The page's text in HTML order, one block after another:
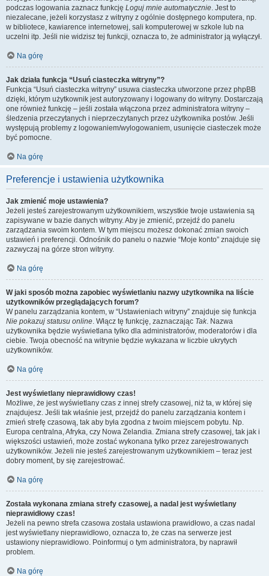
podczas logowania zaznacz funkcję Loguj mnie automatycznie. Jest to
niezalecane, jeżeli korzystasz z witryny z ogólnie dostępnego komputera, np.
w bibliotece, kawiarence internetowej, sali komputerowej w szkole lub na
uczelni itp. Jeśli nie widzisz tej funkcji, oznacza to, że administrator ją wyłączył.
Na górę
Jak działa funkcja “Usuń ciasteczka witryny”?
Funkcja “Usuń ciasteczka witryny” usuwa ciasteczka utworzone przez phpBB
dzięki, którym użytkownik jest autoryzowany i logowany do witryny. Dostarczają
one również funkcję – jeśli została włączona przez administratora witryny –
śledzenia przeczytanych i nieprzeczytanych przez użytkownika postów. Jeśli
występują problemy z logowaniem/wylogowaniem, usunięcie ciasteczek może
być pomocne.
Na górę
Preferencje i ustawienia użytkownika
Jak zmienić moje ustawienia?
Jeżeli jesteś zarejestrowanym użytkownikiem, wszystkie twoje ustawienia są
zapisywane w bazie danych witryny. Aby je zmienić, przejdź do panelu
zarządzania swoim kontem. W tym miejscu możesz dokonać zmian swoich
ustawień i preferencji. Odnośnik do panelu o nazwie “Moje konto” znajduje się
zazwyczaj na górze stron witryny.
Na górę
W jaki sposób można zapobiec wyświetlaniu nazwy użytkownika na liście
użytkowników przeglądających forum?
W panelu zarządzania kontem, w “Ustawieniach witryny” znajduje się funkcja
Nie pokazuj statusu online. Włącz tę funkcję, zaznaczając Tak. Nazwa
użytkownika będzie wyświetlana tylko dla administratorów, moderatorów i dla
ciebie. Twoja obecność na witrynie będzie wykazana w liczbie ukrytych
użytkowników.
Na górę
Jest wyświetlany nieprawidłowy czas!
Możliwe, że jest wyświetlany czas z innej strefy czasowej, niż ta, w której się
znajdujesz. Jeśli tak właśnie jest, przejdź do panelu zarządzania kontem i
zmień strefę czasową, tak aby była zgodna z twoim miejscem pobytu. Np.
Europa centralna, Afryka, czy Nowa Zelandia. Zmiana strefy czasowej, tak jak i
większości ustawień, może zostać wykonana tylko przez zarejestrowanych
użytkowników. Jeżeli nie jesteś zarejestrowanym użytkownikiem – teraz jest
dobry moment, by się zarejestrować.
Na górę
Została wykonana zmiana strefy czasowej, a nadal jest wyświetlany
nieprawidłowy czas!
Jeżeli na pewno strefa czasowa została ustawiona prawidłowo, a czas nadal
jest wyświetlany nieprawidłowo, oznacza to, że czas na serwerze jest
ustawiony nieprawidłowo. Poinformuj o tym administratora, by naprawił
problem.
Na górę